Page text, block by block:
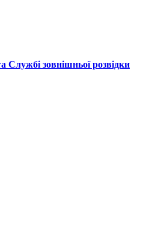
Службі зовнішньої розвідки